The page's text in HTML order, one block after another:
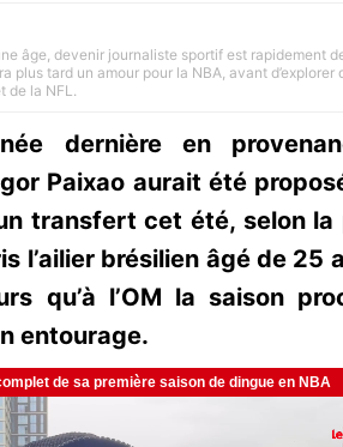
âge, devenir journaliste sportif est rapidement
tard un amour pour la NBA, avant d’explorer
de la NFL.
dernière en
Paixao aurait été
transfert cet été, selon la
l’ailier brésilien âgé de 25
qu’à l’OM la saison
entourage.